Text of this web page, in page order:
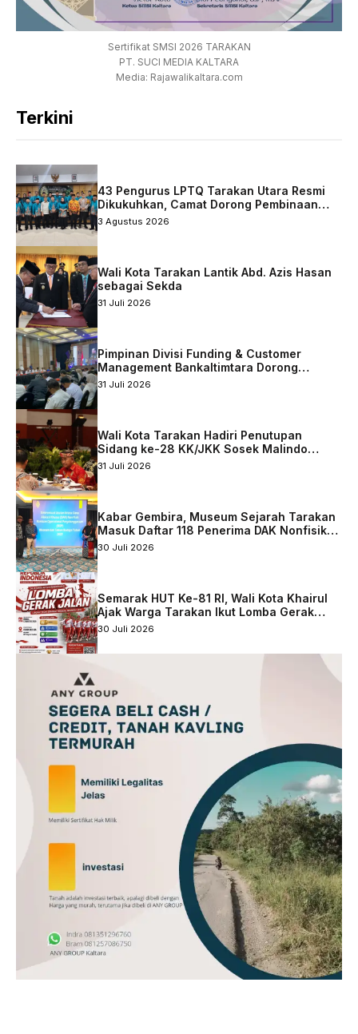
Sertifikat SMSI 2026 TARAKAN
PT. SUCI MEDIA KALTARA
Media: Rajawalikaltara.com
Terkini
43 Pengurus LPTQ Tarakan Utara Resmi
Dikukuhkan, Camat Dorong Pembinaan
Qurani Berkelanjutan
3 Agustus 2026
Wali Kota Tarakan Lantik Abd. Azis Hasan
sebagai Sekda
31 Juli 2026
Pimpinan Divisi Funding & Customer
Management Bankaltimtara Dorong
Percepatan Digitalisasi Keuangan di Kota
31 Juli 2026
Wali Kota Tarakan Hadiri Penutupan
Sidang ke-28 KK/JKK Sosek Malindo
Tingkat Kaltara–Sabah
31 Juli 2026
Kabar Gembira, Museum Sejarah Tarakan
Masuk Daftar 118 Penerima DAK Nonfisik
2027
30 Juli 2026
Semarak HUT Ke-81 RI, Wali Kota Khairul
Ajak Warga Tarakan Ikut Lomba Gerak
Jalan
30 Juli 2026